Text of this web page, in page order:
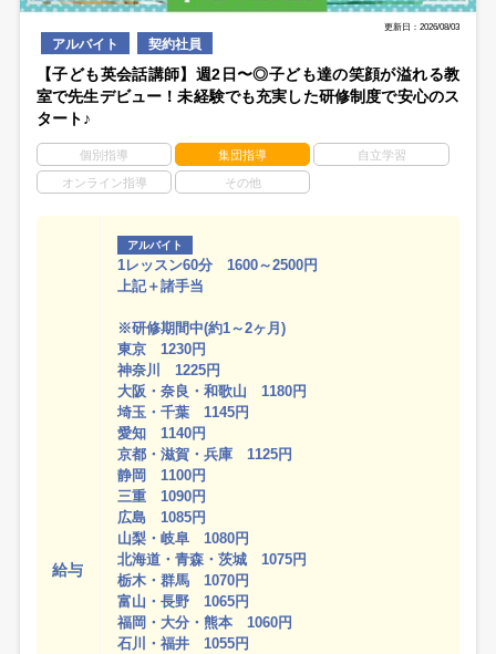
更新日：2026/08/03
アルバイト 契約社員
【子ども英会話講師】週2日〜◎子ども達の笑顔が溢れる教
室で先生デビュー！未経験でも充実した研修制度で安心のス
タート♪
個別指導 集団指導 自立学習
オンライン指導 その他
給与
アルバイト
1レッスン60分 1600～2500円
上記＋諸手当
※研修期間中(約1～2ヶ月)
東京 1230円
神奈川 1225円
大阪・奈良・和歌山 1180円
埼玉・千葉 1145円
愛知 1140円
京都・滋賀・兵庫 1125円
静岡 1100円
三重 1090円
広島 1085円
山梨・岐阜 1080円
北海道・青森・茨城 1075円
栃木・群馬 1070円
富山・長野 1065円
福岡・大分・熊本 1060円
石川・福井 1055円